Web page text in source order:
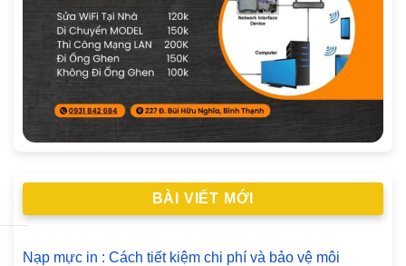
BÀI VIẾT MỚI
Nạp mực in : Cách tiết kiệm chi phí và bảo vệ môi